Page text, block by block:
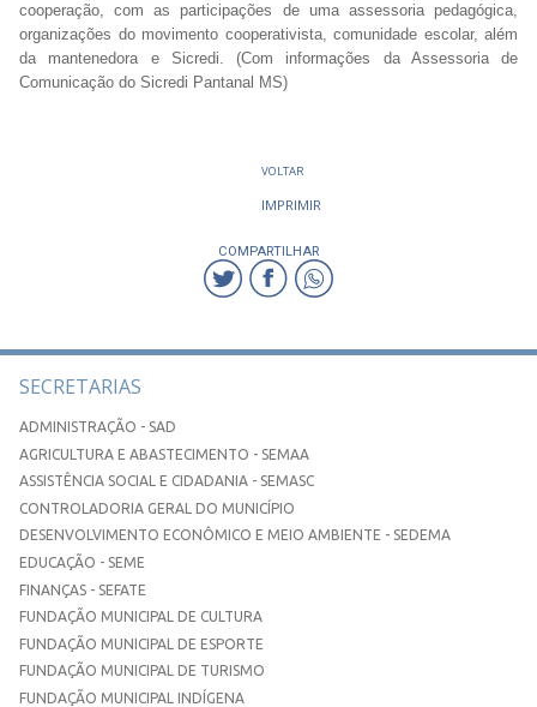
cooperação, com as participações de uma assessoria pedagógica,
organizações do movimento cooperativista, comunidade escolar, além
da mantenedora e Sicredi. (Com informações da Assessoria de
Comunicação do Sicredi Pantanal MS)
VOLTAR
IMPRIMIR
COMPARTILHAR
SECRETARIAS
ADMINISTRAÇÃO - SAD
AGRICULTURA E ABASTECIMENTO - SEMAA
ASSISTÊNCIA SOCIAL E CIDADANIA - SEMASC
CONTROLADORIA GERAL DO MUNICÍPIO
DESENVOLVIMENTO ECONÔMICO E MEIO AMBIENTE - SEDEMA
EDUCAÇÃO - SEME
FINANÇAS - SEFATE
FUNDAÇÃO MUNICIPAL DE CULTURA
FUNDAÇÃO MUNICIPAL DE ESPORTE
FUNDAÇÃO MUNICIPAL DE TURISMO
FUNDAÇÃO MUNICIPAL INDÍGENA